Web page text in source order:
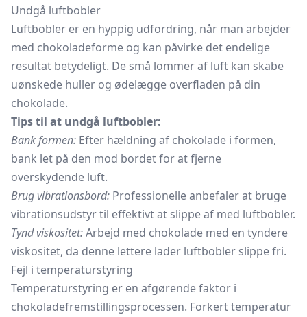
Undgå luftbobler
Luftbobler er en hyppig udfordring, når man arbejder
med chokoladeforme og kan påvirke det endelige
resultat betydeligt. De små lommer af luft kan skabe
uønskede huller og ødelægge overfladen på din
chokolade.
Tips til at undgå luftbobler:
Bank formen: Efter hældning af chokolade i formen,
bank let på den mod bordet for at fjerne
overskydende luft.
Brug vibrationsbord: Professionelle anbefaler at bruge
vibrationsudstyr til effektivt at slippe af med luftbobler.
Tynd viskositet:Arbejd med chokolade med en tyndere
viskositet, da denne lettere lader luftbobler slippe fri.
Fejl i temperaturstyring
Temperaturstyring er en afgørende faktor i
chokoladefremstillingsprocessen. Forkert temperatur